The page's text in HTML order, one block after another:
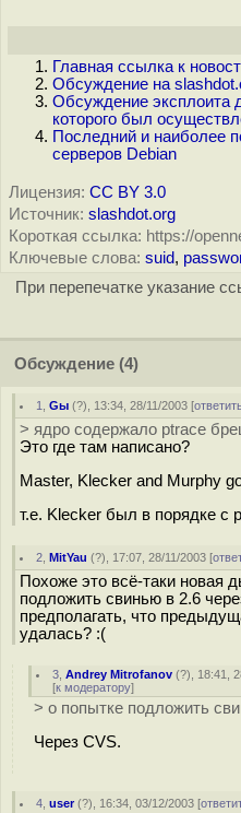
Главная ссылка к
Обсуждение на
Обсуждение эксплоита
которого был
Последний и наиболее
серверов Debian
Лицензия: CC BY 3.0
Источник: slashdot.org
Короткая ссылка: https://
Ключевые слова: suid,
При перепечатке указание
Обсуждение (4)
1 ,Gы (?), 13:34, 28/11/2003 [
> ядро содержало ptrace
Это где там написано?
Master, Klecker and Murphy
т.е. Klecker был в порядке с
2 ,MitYau (?), 17:07, 28/11/2003 [
Похоже это всё-таки новая
подложить свинью в 2.6
предполагать, что
удалась? :(
3 ,Andrey Mitrofanov (?), 18:41,
[к модератору]
> о попытке подложить
Через CVS.
4 ,user(?), 16:34, 03/12/2003 [